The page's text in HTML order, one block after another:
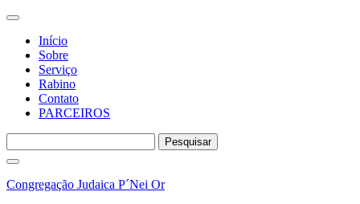
Início
Sobre
Serviço
Rabino
Contato
PARCEIROS
por:
Pular
o
Congregação Judaica P´Nei Or